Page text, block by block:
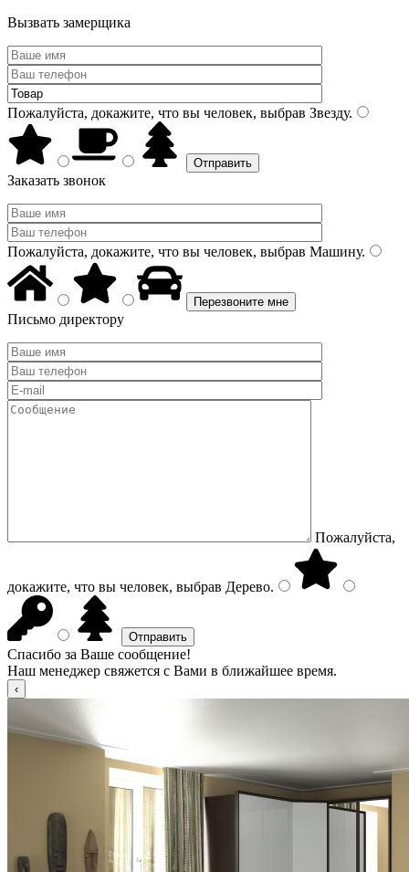
Вызвать замерщика
Пожалуйста, докажите, что вы человек, выбрав Звезду.
Заказать звонок
Пожалуйста, докажите, что вы человек, выбрав Машину.
Письмо директору
Пожалуйста,
докажите, что вы человек, выбрав Дерево.
Спасибо за Ваше сообщение!
Наш менеджер свяжется с Вами в ближайшее время.